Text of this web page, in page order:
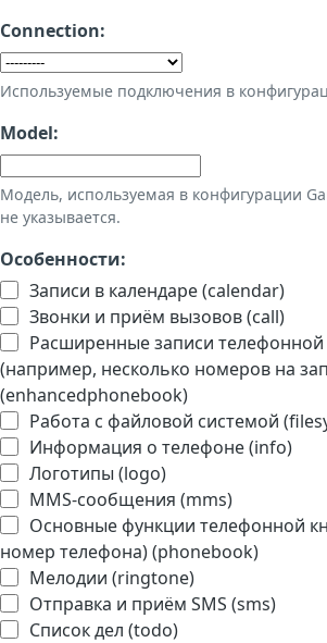
Connection:
Используемые подключения в
Model:
Модель, используемая в конфигурации
не указывается.
Особенности:
Записи в календаре (calendar)
Звонки и приём вызовов (call)
Расширенные записи телефонной
(например, несколько номеров на
(enhancedphonebook)
Работа с файловой системой
Информация о телефоне (info)
Логотипы (logo)
MMS-сообщения (mms)
Основные функции телефонной
номер телефона) (phonebook)
Мелодии (ringtone)
Отправка и приём SMS (sms)
Список дел (todo)